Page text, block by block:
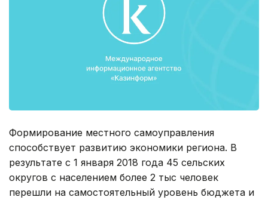
Формирование местного самоуправления
способствует развитию экономики региона. В
результате с 1 января 2018 года 45 сельских
округов с населением более 2 тыс человек
перешли на самостоятельный уровень бюджета и